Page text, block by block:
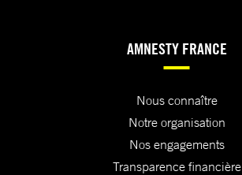
AMNESTY FRANCE
Nous connaître
Notre organisation
Nos engagements
Transparence financière